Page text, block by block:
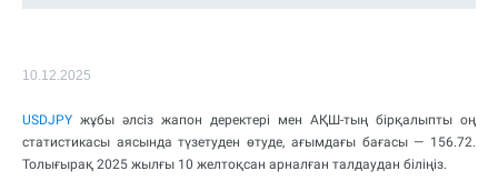
10.12.2025
USDJPY жұбы әлсіз жапон деректері мен АҚШ-тың бірқалыпты оң
статистикасы аясында түзетуден өтуде, ағымдағы бағасы — 156.72.
Толығырақ 2025 жылғы 10 желтоқсан арналған талдаудан біліңіз.